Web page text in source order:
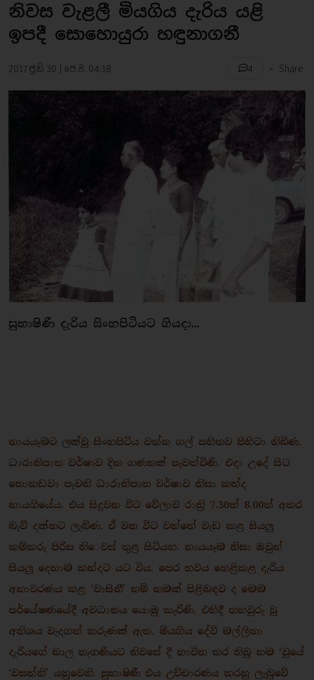
නිවස වැළලී මියගිය දැරිය යළි
ඉපදී සොහොයුරා හඳුනාගනී
2017 ජූනි 30 | පෙ.ව. 04:18 4 - Share
සුභාෂිණී දැරිය සිංහපිටියට ගියදා...
නායයෑමට ලක්වූ සිංහපිටිය වත්ත ගල් සහිතව පිහිටා තිබිණ.
ධාරානිපාත වර්ෂාව දින ගණනක් පැවත්විණි. එදා උදේ සිට
නොකඩවා පැවති ධාරානිපාත වර්ෂාව නිසා කන්ද
නායගියේය. එය සිදුවන විට වේලාව රාත්‍රි 7.30ත් 8.00ත් අතර
බැව් දක්නට ලැබිණ. ඒ වන විට වත්තේ වැඩ කළ සියලු
කම්කරු පිරිස නි​ෙවස් තුළ සිටියහ. නායයෑම නිසා ඔවුන්
සියලු දෙනාම කන්දට යට විය. පෙර භවය හෙළිකළ දැරිය
අනාවරණය කළ ‘වාසිනී’ නම් නමක් පිළිබඳව ද මෙම
පර්යේෂණයේදී අවධානය යොමු කැරිණි. එහිදී තහවුරු වූ
අතිශය වැදගත් කරුණක් ඇත. මියගිය දේවි මල්ලිකා
දැරියගේ බාල නැගණියට නිවසේ දී භාවිත කර තිබූ නම ‘වූයේ
‘වසන්ති’ යනුවෙනි. සුභාෂිණී එය උච්චාරණය කරනු ලැබුවේ